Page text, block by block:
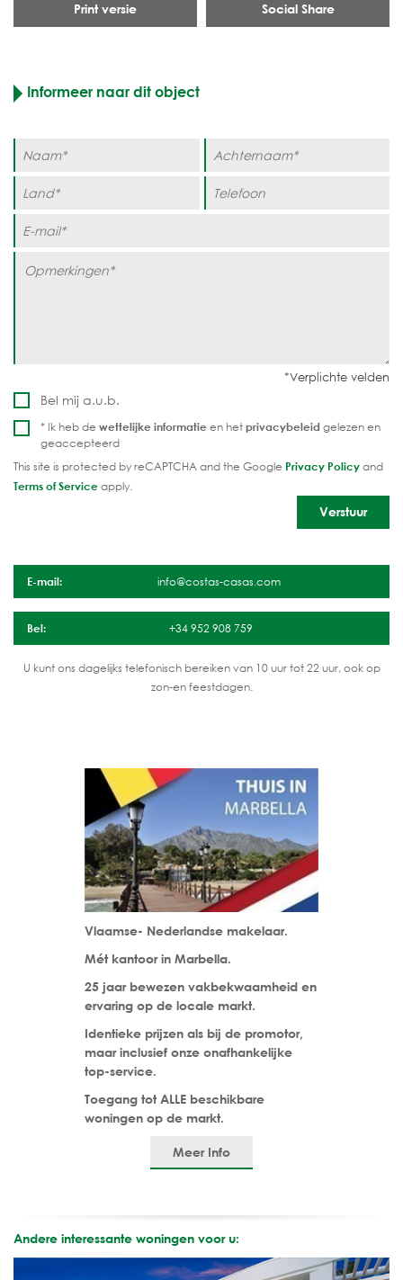
Print versie Social Share
Informeer naar dit object
Bel mij a.u.b.
* Ik heb de wettelijke informatie en hetprivacybeleid gelezen en
geaccepteerd
This site is protected by reCAPTCHA and the Google Privacy Policyand
Terms of Serviceapply.
E-mail: info@costas-casas.com
Bel: +34 952 908 759
U kunt ons dagelijks telefonisch bereiken van 10 uur tot 22 uur, ook op
zon-en feestdagen.
Vlaamse- Nederlandse makelaar.
Mét kantoor in Marbella.
25 jaar bewezen vakbekwaamheid en
ervaring op de locale markt.
Identieke prijzen als bij de promotor,
maar inclusief onze onafhankelijke
top-service.
Toegang tot ALLE beschikbare
woningen op de markt.
Meer Info
Andere interessante woningen voor u: